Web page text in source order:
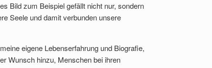
Bild zum Beispiel gefällt nicht nur, sondern
Seele und damit verbunden unsere
eigene Lebenserfahrung und Biografie,
Wunsch hinzu, Menschen bei ihren